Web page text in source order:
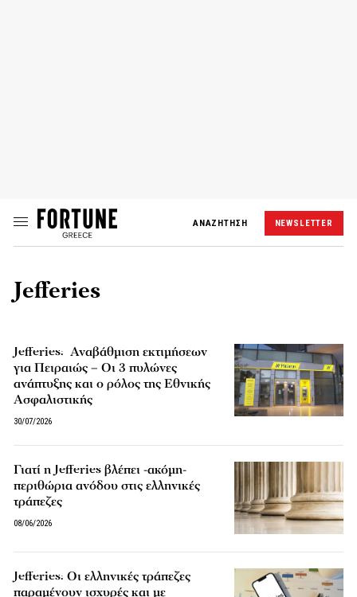
ΑΝΑΖΗΤΗΣΗ NEWSLETTER
Jefferies
Jefferies: Αναβάθμιση εκτιμήσεων
για Πειραιώς – Οι 3 πυλώνες
ανάπτυξης και ο ρόλος της Εθνικής
Ασφαλιστικής
30/07/2026
Γιατί η Jefferies βλέπει -ακόμη-
περιθώρια ανόδου στις ελληνικές
τράπεζες
08/06/2026
Jefferies: Οι ελληνικές τράπεζες
παραμένουν ισχυρές και με